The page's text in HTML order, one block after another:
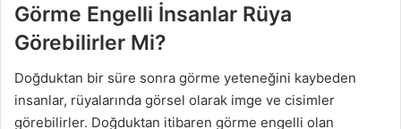
Görme Engelli İnsanlar Rüya
Görebilirler Mi?
Doğduktan bir süre sonra görme yeteneğini kaybeden
insanlar, rüyalarında görsel olarak imge ve cisimler
görebilirler. Doğduktan itibaren görme engelli olan